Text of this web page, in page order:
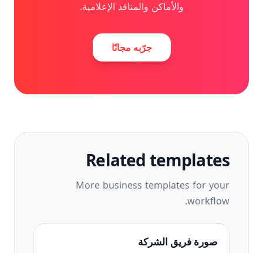
والأماكن والمنافذ الإعلامية.
جرّبه مجانًا
Related templates
More business templates for your
workflow.
صورة فريق الشركة